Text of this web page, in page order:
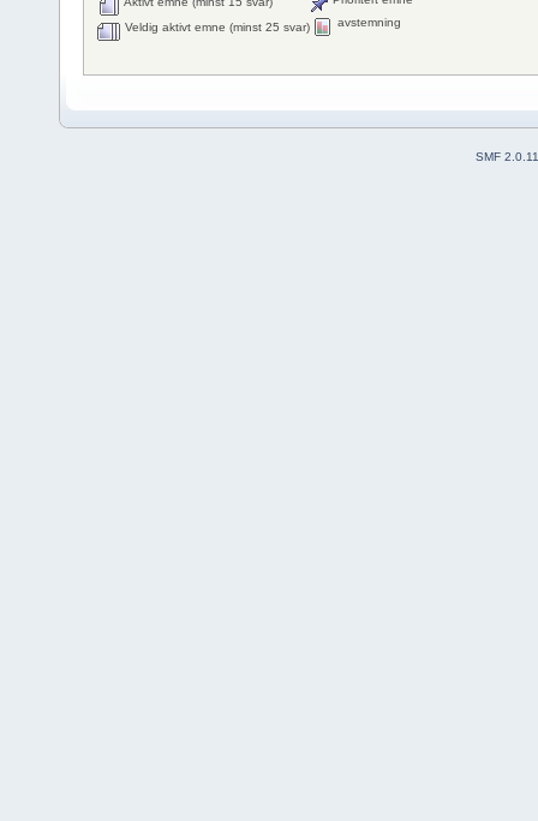
Veldig aktivt emne (minst 25 svar)
avstemning
SMF 2.0.11